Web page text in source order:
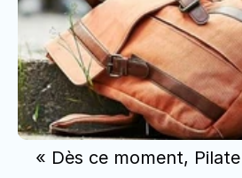
« Dès ce moment,